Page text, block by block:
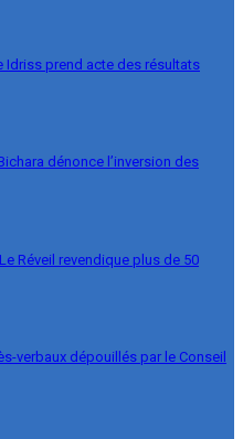
Idriss prend acte des résultats
dénonce l’inversion des
Réveil revendique plus de 50
verbaux dépouillés par le Conseil